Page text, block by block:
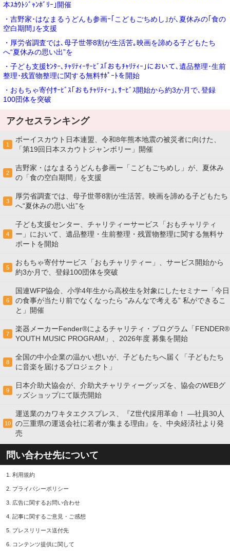
本ｽｶｳﾄｼﾞｬﾝﾎﾞﾘｰ｣開催
・吉野家･はなまるうどんも参画ｰ｢こどもごちめし｣が､夏休みの｢食の
空白期間｣を支援
・厚労省調査では､母子世帯8割が生活苦｡映画を諦める子どもたち
へ“夏休みの思い出”を
・子ども支援ｾﾝﾀｰ､ﾁｬﾘﾃｨｰｻｰﾋﾞｽ｢おもﾁｬﾘﾃｨｰ｣において､遺品整理･生前
整理･残置物整理に関する無料ｻﾎﾟｰﾄを開始
・おもちゃ寄付ｻｰﾋﾞｽ｢おもﾁｬﾘﾃｨｰ｣､ｻｰﾋﾞｽ開始から約3か月で､登録
100団体を突破
アクセスランキング
1
ボーイスカウト日本連盟、令和8年熊本地震の被災者に向けた、
「第19回日本スカウトジャンボリー」開催
2
吉野家・はなまるうどんも参画ー「こどもごちめし」が、夏休み
の「食の空白期間」を支援
3
厚労省調査では、母子世帯8割が生活苦。映画を諦める子どもたち
へ“夏休みの思い出”を
4
子ども支援センター、チャリティーサービス「おもチャリティ
ー」において、遺品整理・生前整理・残置物整理に関する無料サ
ポートを開始
5
おもちゃ寄付サービス「おもチャリティー」、サービス開始から
約3か月で、登録100団体を突破
6
国連WFP協会、小学4年生から高校生を対象にしたセミナー「今日
の食事が当たり前でなくなったら “みんなで考える” 私ができるこ
と」開催
7
楽器メーカーFender®によるチャリティ・プログラム「FENDER®︎
YOUTH MUSIC PROGRAM」、2026年度 募集を開始
8
全国の中小企業の温かい想いが、子どもたちへ届く「子どもたち
に音楽を届けるプロジェクト」
9
日本介助犬協会が、介助犬チャリティーグッズを、協会のWEBグ
ッズショップにて販売開始
10
運送業のカワキタエクスプレス、『Z世代採用革命！ ―社員30人
の三重県の運送会社に若者が集まる理由』を、中央経済社より発
売
問い合わせ先について
1. 利用規約
2. プライバシーポリシー
3. 広告に関するお問い合わせ
4. 記事に関するご意見・ご感想
5. プレスリリース送付先
6. コンテンツ提供に関して